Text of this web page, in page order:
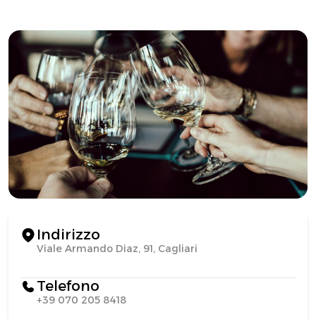
Indirizzo
Viale Armando Diaz, 91, Cagliari
Telefono
+39 070 205 8418